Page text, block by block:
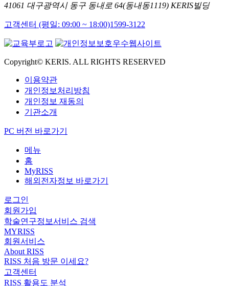
41061 대구광역시 동구 동내로 64(동내동1119) KERIS빌딩
고객센터 (평일: 09:00 ~ 18:00)1599-3122
Copyright© KERIS. ALL RIGHTS RESERVED
이용약관
개인정보처리방침
개인정보 재동의
기관소개
PC 버전 바로가기
메뉴
홈
MyRISS
해외전자정보 바로가기
로그인
회원가입
학술연구정보서비스 검색
MYRISS
회원서비스
About RISS
RISS 처음 방문 이세요?
고객센터
RISS 활용도 분석